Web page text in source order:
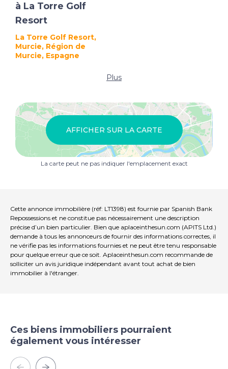
à La Torre Golf
Resort
La Torre Golf Resort,
Murcie, Région de
Murcie, Espagne
Plus
AFFICHER SUR LA CARTE
La carte peut ne pas indiquer l'emplacement exact
Cette annonce immobilière (réf: LT1398) est fournie par Spanish Bank
Repossessions et ne constitue pas nécessairement une description
précise d’un bien particulier. Bien que aplaceinthesun.com (APITS Ltd.)
demande à tous les annonceurs de fournir des informations correctes, il
ne vérifie pas les informations fournies et ne peut être tenu responsable
pour quelque erreur que ce soit. Aplaceinthesun.com recommande de
solliciter un avis juridique indépendant avant tout achat de bien
immobilier à l'étranger.
Ces biens immobiliers pourraient
également vous intéresser